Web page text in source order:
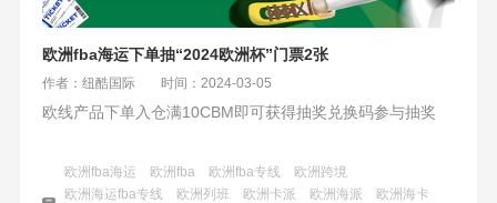
欧洲fba海运下单抽“2024欧洲杯”门票2张
作者：纽酷国际 时间：2024-03-05
欧线产品下单入仓满10CBM即可获得抽奖兑换码参与抽奖
欧洲fba海运 欧洲fba 欧洲fba专线
欧洲跨境
欧洲海运fba专线
欧洲列班 欧洲卡派 欧洲海派
欧洲海卡